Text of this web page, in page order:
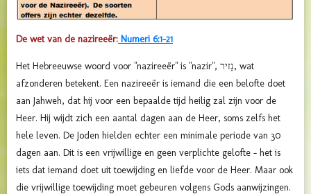
De wet van de nazireeër: Numeri 6:1-21
Het Hebreeuwse woord voor "nazireeër" is "nazir", נָזיר, wat
afzonderen betekent. Een nazireeër is iemand die een belofte doet
aan Jahweh, dat hij voor een bepaalde tijd heilig zal zijn voor de
Heer. Hij wijdt zich een aantal dagen aan de Heer, soms zelfs het
hele leven. De Joden hielden echter een minimale periode van 30
dagen aan. Dit is een vrijwillige en geen verplichte gelofte - het is
iets dat iemand doet uit toewijding en liefde voor de Heer. Maar ook
die vrijwillige toewijding moet gebeuren volgens Gods aanwijzingen.